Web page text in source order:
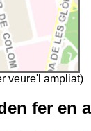
veure'l ampliat)
fer en